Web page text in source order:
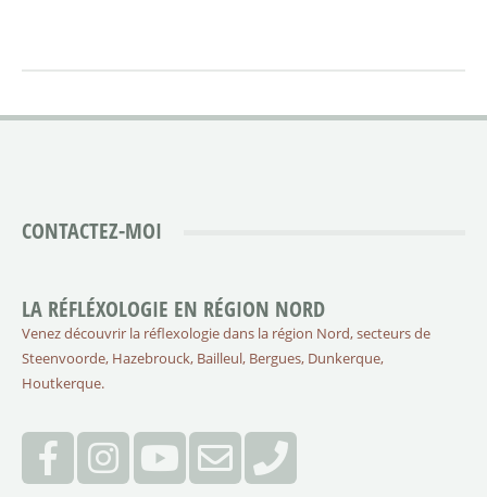
CONTACTEZ-MOI
LA RÉFLÉXOLOGIE EN RÉGION NORD
Venez découvrir la réflexologie dans la région Nord, secteurs de
Steenvoorde, Hazebrouck, Bailleul, Bergues, Dunkerque,
Houtkerque.